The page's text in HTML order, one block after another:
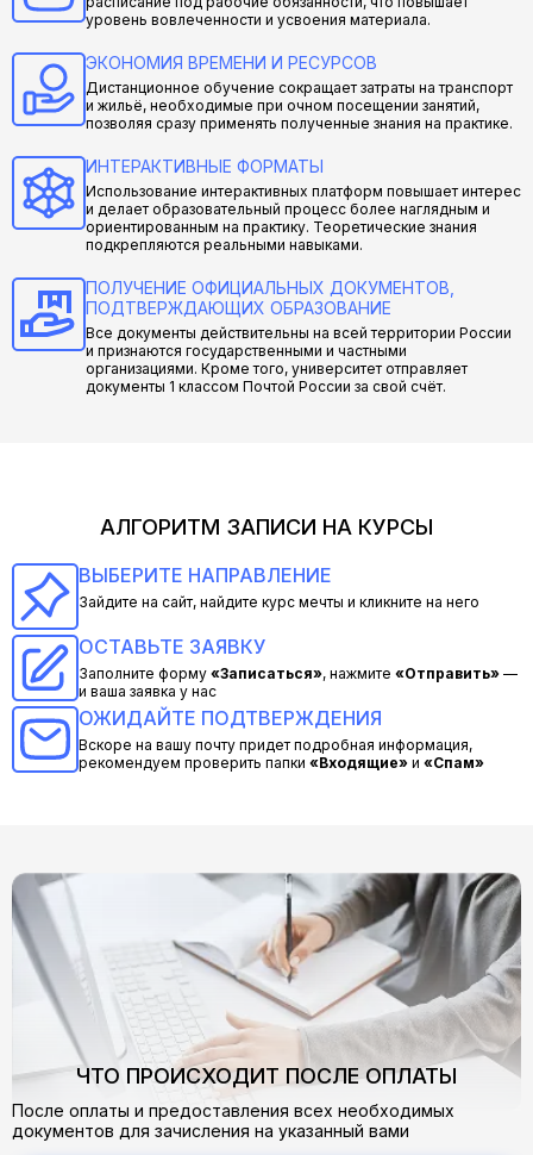
уровень вовлеченности и усвоения материала.
ЭКОНОМИЯ ВРЕМЕНИ И РЕСУРСОВ
Дистанционное обучение сокращает затраты на транспорт
и жильё, необходимые при очном посещении занятий,
позволяя сразу применять полученные знания на практике.
ИНТЕРАКТИВНЫЕ ФОРМАТЫ
Использование интерактивных платформ повышает интерес
и делает образовательный процесс более наглядным и
ориентированным на практику. Теоретические знания
подкрепляются реальными навыками.
ПОЛУЧЕНИЕ ОФИЦИАЛЬНЫХ ДОКУМЕНТОВ,
ПОДТВЕРЖДАЮЩИХ ОБРАЗОВАНИЕ
Все документы действительны на всей территории России
и признаются государственными и частными
организациями. Кроме того, университет отправляет
документы 1 классом Почтой России за свой счёт.
АЛГОРИТМ ЗАПИСИ НА КУРСЫ
ВЫБЕРИТЕ НАПРАВЛЕНИЕ
Зайдите на сайт, найдите курс мечты и кликните на него
ОСТАВЬТЕ ЗАЯВКУ
Заполните форму «Записаться», нажмите «Отправить» —
и ваша заявка у нас
ОЖИДАЙТЕ ПОДТВЕРЖДЕНИЯ
Вскоре на вашу почту придет подробная информация,
рекомендуем проверить папки «Входящие» и «Спам»
ЧТО ПРОИСХОДИТ ПОСЛЕ ОПЛАТЫ
После оплаты и предоставления всех необходимых
документов для зачисления на указанный вами